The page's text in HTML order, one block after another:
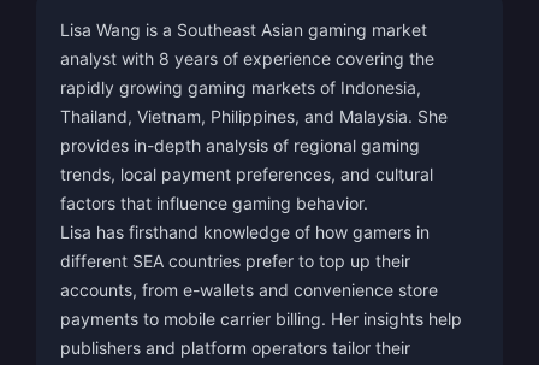
Lisa Wang is a Southeast Asian gaming market
analyst with 8 years of experience covering the
rapidly growing gaming markets of Indonesia,
Thailand, Vietnam, Philippines, and Malaysia. She
provides in-depth analysis of regional gaming
trends, local payment preferences, and cultural
factors that influence gaming behavior.
Lisa has firsthand knowledge of how gamers in
different SEA countries prefer to top up their
accounts, from e-wallets and convenience store
payments to mobile carrier billing. Her insights help
publishers and platform operators tailor their